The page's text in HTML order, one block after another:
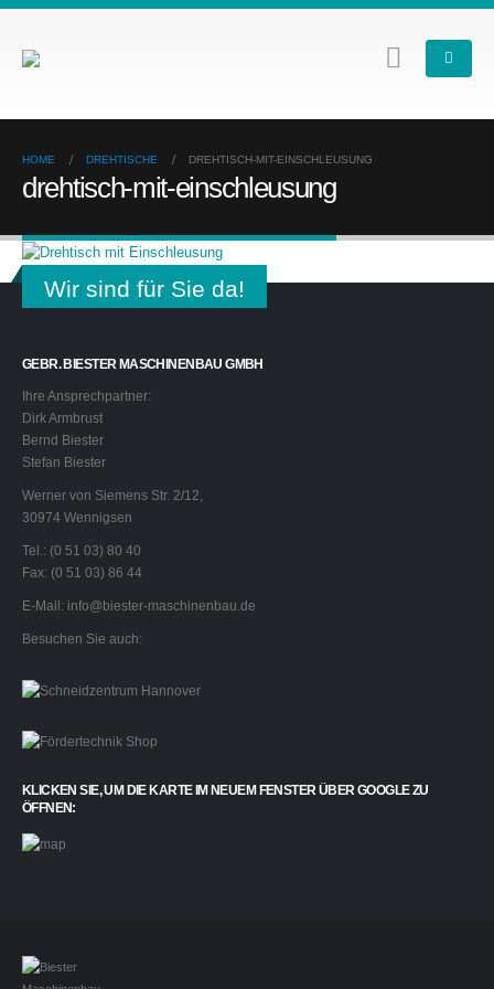
HOME DREHTISCHE DREHTISCH-MIT-EINSCHLEUSUNG
drehtisch-mit-einschleusung
Wir sind für Sie da!
GEBR. BIESTER MASCHINENBAU GMBH
Ihre Ansprechpartner:
Dirk Armbrust
Bernd Biester
Stefan Biester
Werner von Siemens Str. 2/12,
30974 Wennigsen
Tel.: (0 51 03) 80 40
Fax: (0 51 03) 86 44
E-Mail: info@biester-maschinenbau.de
Besuchen Sie auch:
KLICKEN SIE, UM DIE KARTE IM NEUEM FENSTER ÜBER GOOGLE ZU
ÖFFNEN: